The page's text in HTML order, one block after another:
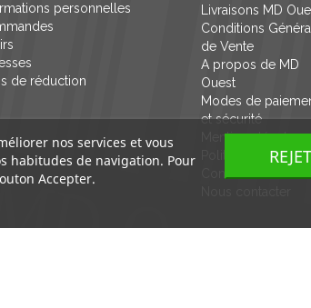
Livraisons MD
Conditions
de Vente
A propos de MD
Ouest
Modes de
et sécurité
Mentions légales
Politique de
personnelles
de réduction
nos services et vous
habitudes de navigation. Pour
Accepter.